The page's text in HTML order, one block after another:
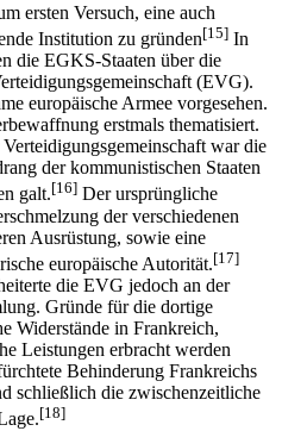
ersten Versuch, eine auch
Institution zu gründen[15] In
die EGKS-Staaten über die
(EVG).
europäische Armee vorgesehen.
erstmals thematisiert.
war die
der kommunistischen Staaten
galt.[16] Der ursprüngliche
der verschiedenen
Ausrüstung, sowie eine
europäische Autorität.[17]
die EVG jedoch an der
Gründe für die dortige
Widerstände in Frankreich,
Leistungen erbracht werden
Behinderung Frankreichs
schließlich die zwischenzeitliche
[18]